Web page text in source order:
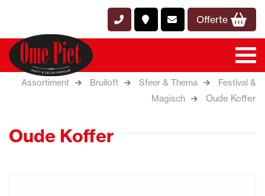
Offerte
Assortiment Bruiloft Sfeer & Thema
Festival &
Magisch
Oude Koffer
Oude Koffer